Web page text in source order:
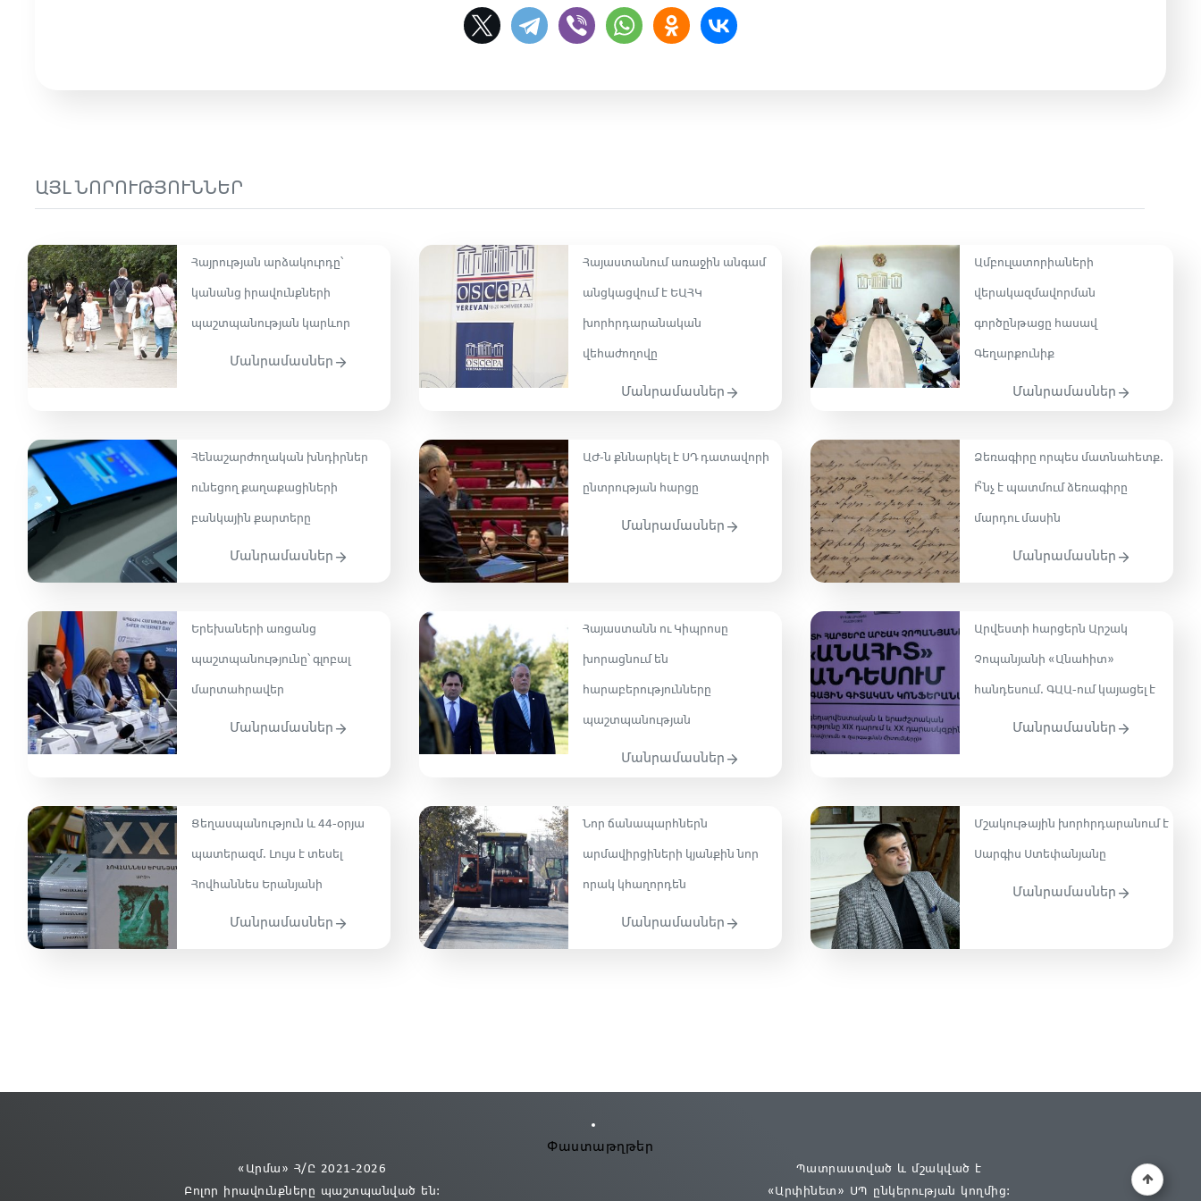
ԱՅԼ ՆՈՐՈՒԹՅՈՒՆՆԵՐ
Հայրության արձակուրդը՝
կանանց իրավունքների
պաշտպանության կարևոր
Մանրամասներ
Հայաստանում առաջին անգամ
անցկացվում է ԵԱՀԿ
խորհրդարանական
վեհաժողովը
Մանրամասներ
Ամբուլատորիաների
վերակազմավորման
գործընթացը հասավ
Գեղարքունիք
Մանրամասներ
Հենաշարժողական խնդիրներ
ունեցող քաղաքացիների
բանկային քարտերը
Մանրամասներ
ԱԺ-ն քննարկել է ՍԴ դատավորի
ընտրության հարցը
Մանրամասներ
Ձեռագիրը որպես մատնահետք․
Ի՞նչ է պատմում ձեռագիրը
մարդու մասին
Մանրամասներ
Երեխաների առցանց
պաշտպանությունը՝ գլոբալ
մարտահրավեր
Մանրամասներ
Հայաստանն ու Կիպրոսը
խորացնում են
հարաբերությունները
պաշտպանության
Մանրամասներ
Արվեստի հարցերն Արշակ
Չոպանյանի «Անահիտ»
հանդեսում․ ԳԱԱ-ում կայացել է
Մանրամասներ
Ցեղասպանություն և 44-օրյա
պատերազմ․ Լույս է տեսել
Հովհաննես Երանյանի
Մանրամասներ
Նոր ճանապարհներն
արմավիրցիների կյանքին նոր
որակ կհաղորդեն
Մանրամասներ
Մշակութային խորհրդարանում է
Սարգիս Ստեփանյանը
Մանրամասներ
Փաստաթղթեր
«Արմա» Հ/Ը 2021-2026
Բոլոր իրավունքները պաշտպանված են:
Պատրաստված և մշակված է
«Արփինետ» ՍՊ ընկերության կողմից։